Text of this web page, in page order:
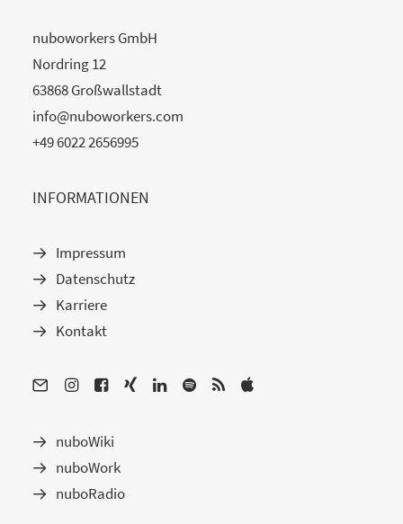
nuboworkers GmbH
Nordring 12
63868 Großwallstadt
info@nuboworkers.com
+49 6022 2656995
INFORMATIONEN
Impressum
Datenschutz
Karriere
Kontakt
nuboWiki
nuboWork
nuboRadio